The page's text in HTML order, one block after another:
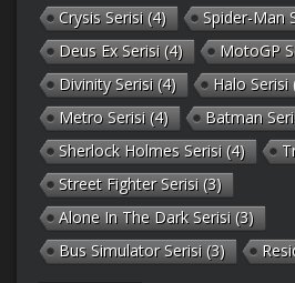
Crysis Serisi (4) Spider-Man
Deus Ex Serisi (4) MotoGP
Divinity Serisi (4) Halo Serisi
Metro Serisi (4) Batman
Sherlock Holmes Serisi (4)
Street Fighter Serisi (3)
Alone In The Dark Serisi (3)
Bus Simulator Serisi (3)